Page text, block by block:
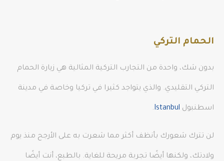
الحمام التركي
بدون شك، واحدة من التجارب التركية المثالية هي زيارة الحمام
التركي التقليدي. والذي يتواجد كثيرا في تركيا وخاصة في مدينة
اسطنبول Istanbul
.
لن تترك شعورك بأنظف أكثر مما شعرت به على الأرجح منذ يوم
ولادتك، ولكنها أيضًا تجربة مريحة للغاية. بالطبع، أنت أيضًا